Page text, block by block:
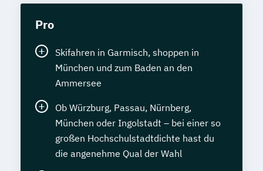
Pro
Skifahren in Garmisch, shoppen in
München und zum Baden an den
Ammersee
Ob Würzburg, Passau, Nürnberg,
München oder Ingolstadt – bei einer so
großen Hochschulstadtdichte hast du
die angenehme Qual der Wahl